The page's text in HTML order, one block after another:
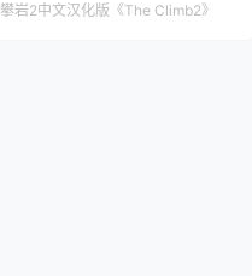
攀岩2中文汉化版《The Climb2》